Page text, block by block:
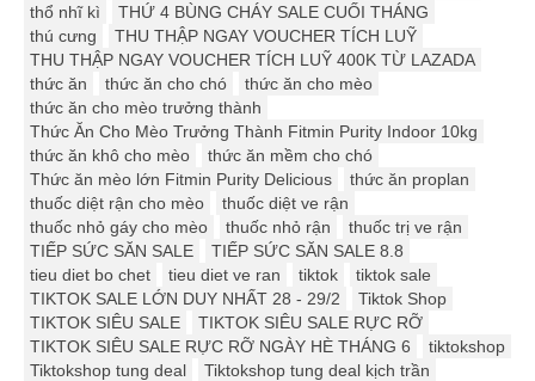
thổ nhĩ kì
THỨ 4 BÙNG CHÁY SALE CUỐI THÁNG
thú cưng
THU THẬP NGAY VOUCHER TÍCH LUỸ
THU THẬP NGAY VOUCHER TÍCH LUỸ 400K TỪ LAZADA
thức ăn
thức ăn cho chó
thức ăn cho mèo
thức ăn cho mèo trưởng thành
Thức Ăn Cho Mèo Trưởng Thành Fitmin Purity Indoor 10kg
thức ăn khô cho mèo
thức ăn mềm cho chó
Thức ăn mèo lớn Fitmin Purity Delicious
thức ăn proplan
thuốc diệt rận cho mèo
thuốc diệt ve rận
thuốc nhỏ gáy cho mèo
thuốc nhỏ rận
thuốc trị ve rận
TIẾP SỨC SĂN SALE
TIẾP SỨC SĂN SALE 8.8
tieu diet bo chet
tieu diet ve ran tiktok
tiktok sale
TIKTOK SALE LỚN DUY NHẤT 28 - 29/2
Tiktok Shop
TIKTOK SIÊU SALE
TIKTOK SIÊU SALE RỰC RỠ
TIKTOK SIÊU SALE RỰC RỠ NGÀY HÈ THÁNG 6
tiktokshop
Tiktokshop tung deal
Tiktokshop tung deal kịch trần